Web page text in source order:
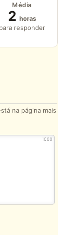
Média
2 horas
para responder
na página mais
1000